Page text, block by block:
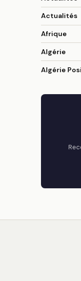
Actualités
Afrique
Algérie
Algérie